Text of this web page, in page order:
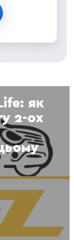
як
2-ох